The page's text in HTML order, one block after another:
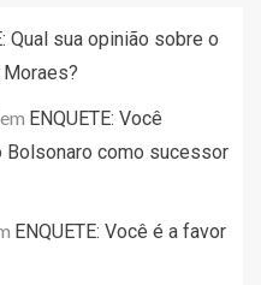
Qual sua opinião sobre o
em ENQUETE: Você
Bolsonaro como sucessor
ENQUETE: Você é a favor